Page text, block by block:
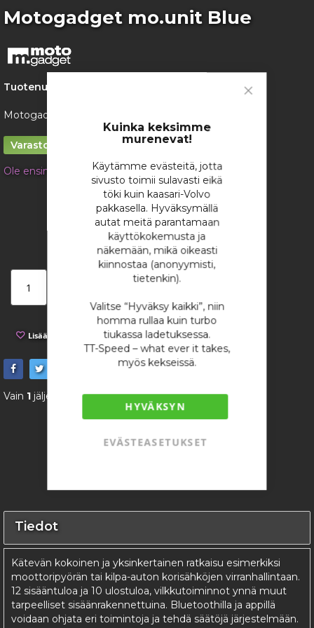
Kuinka keksimme
murenevat!
Käytämme evästeitä, jotta
sivusto toimii sulavasti eikä
töki kuin kaasari-Volvo
pakkasella. Hyväksymällä
autat meitä parantamaan
käyttökokemusta ja
näkemään, mikä oikeasti
kiinnostaa (anonyymisti,
tietenkin).
Valitse “Hyväksy kaikki”, niin
homma rullaa kuin turbo
tiukassa ladetuksessa.
TT-Speed – what ever it takes,
myös kekseissä.
HYVÄKSYN
EVÄSTEASETUKSET
Skip
to
beginning
of
the
gallery
Motogadget mo.unit Blue
Tuotenumero:
Motogadget mo.unit Blue virranhallintayksikkö valoille
Varastossa
Ole ensimmäinen tuotteen arvostelija
/ kappale
424,98 €
Lisää ostoskoriin
Lisää toivelistaan Lisää vertailuun
Vain 1 jäljellä
Tiedot
Kätevän kokoinen ja yksinkertainen ratkaisu esimerkiksi
moottoripyörän tai kilpa-auton korisähköjen virranhallintaan.
12 sisääntuloa ja 10 ulostuloa, vilkkutoiminnot ynnä muut
tarpeelliset sisäänrakennettuina. Bluetoothilla ja appillä
voidaan ohjata eri toimintoja ja tehdä säätöjä järjestelmään.